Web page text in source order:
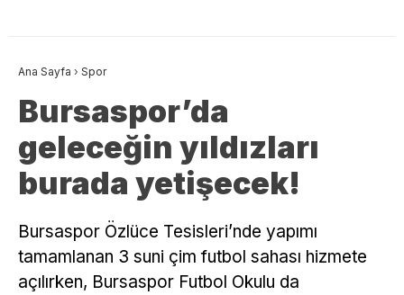
Ana Sayfa › Spor
Bursaspor’da
geleceğin yıldızları
burada yetişecek!
Bursaspor Özlüce Tesisleri’nde yapımı
tamamlanan 3 suni çim futbol sahası hizmete
açılırken, Bursaspor Futbol Okulu da